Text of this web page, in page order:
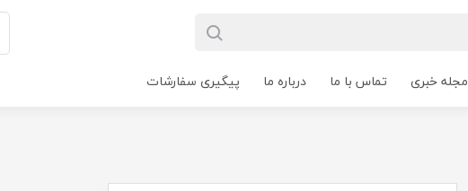
مجله خبری تماس با ما درباره ما پیگیری سفارشات